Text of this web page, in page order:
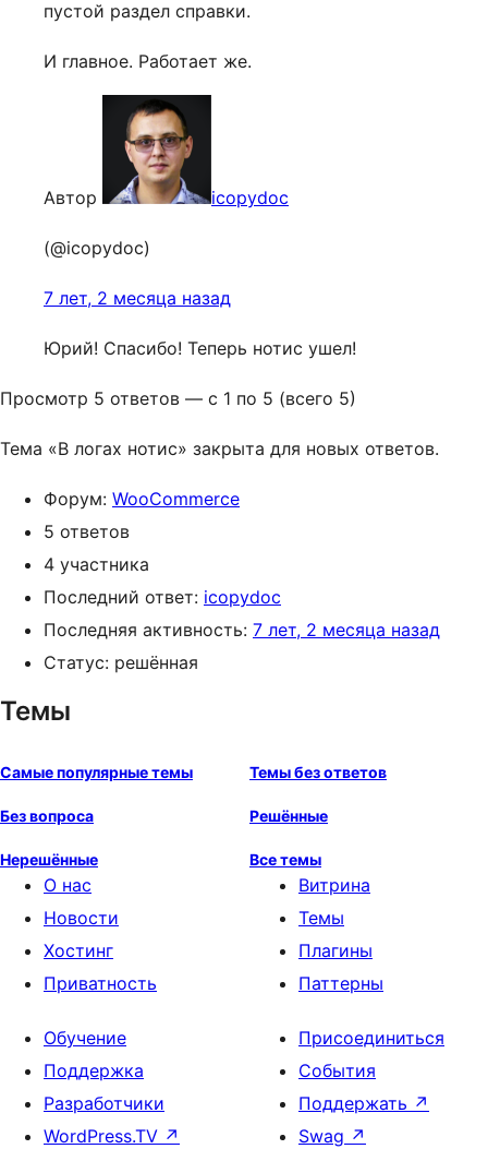
пустой раздел справки.
И главное. Работает же.
Автор icopydoc
(@icopydoc)
7 лет, 2 месяца назад
Юрий! Спасибо! Теперь нотис ушел!
Просмотр 5 ответов — с 1 по 5 (всего 5)
Тема «В логах нотис» закрыта для новых ответов.
Форум: WooCommerce
5 ответов
4 участника
Последний ответ: icopydoc
Последняя активность: 7 лет, 2 месяца назад
Статус: решённая
Темы
Самые популярные темы Темы без ответов
Без вопроса Решённые
Нерешённые Все темы
О нас
Новости
Хостинг
Приватность
Витрина
Темы
Плагины
Паттерны
Обучение
Поддержка
Разработчики
WordPress.TV ↗
Присоединиться
События
Поддержать ↗
Swag ↗